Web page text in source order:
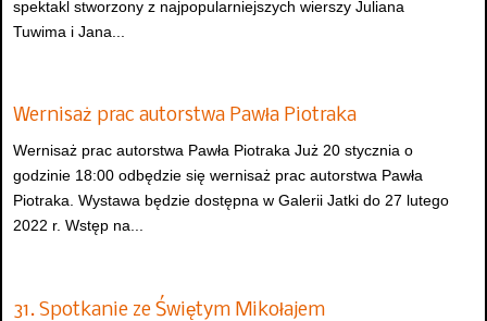
spektakl stworzony z najpopularniejszych wierszy Juliana
Tuwima i Jana...
Wernisaż prac autorstwa Pawła Piotraka
Wernisaż prac autorstwa Pawła Piotraka Już 20 stycznia o
godzinie 18:00 odbędzie się wernisaż prac autorstwa Pawła
Piotraka. Wystawa będzie dostępna w Galerii Jatki do 27 lutego
2022 r. Wstęp na...
31. Spotkanie ze Świętym Mikołajem